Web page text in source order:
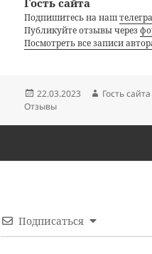
Гость сайта
Подпишитесь на наш
Публикуйте отзывы через
Посмотреть все записи
Опубликовано
22.03.2023 Автор
Гость сайта
Отзывы
Подписаться